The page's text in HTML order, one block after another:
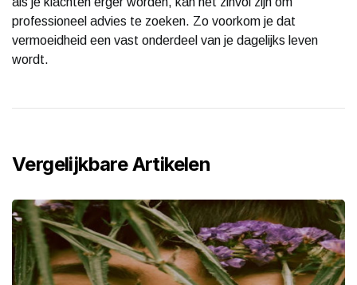
professioneel advies te zoeken. Zo voorkom je dat
vermoeidheid een vast onderdeel van je dagelijks leven
wordt.
Vergelijkbare Artikelen